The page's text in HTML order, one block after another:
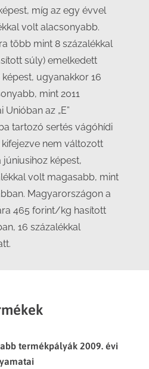
míg az egy évvel
volt alacsonyabb.
több mint 8 százalékkal
súly) emelkedett
ugyanakkor 16
mint 2011
az „E”
tartozó sertés vágóhídi
nem változott
képest,
volt magasabb, mint
Magyarországon a
465 forint/kg hasított
16 százalékkal
termékpályák 2009. évi